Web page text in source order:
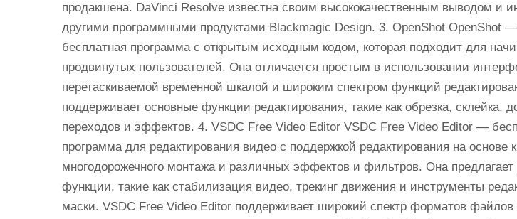
продакшена. DaVinci Resolve известна своим высококачественным выводом и
другими программными продуктами Blackmagic Design. 3. OpenShot OpenShot
бесплатная программа с открытым исходным кодом, которая подходит для
продвинутых пользователей. Она отличается простым в использовании
перетаскиваемой временной шкалой и широким спектром функций
поддерживает основные функции редактирования, такие как обрезка, склейка,
переходов и эффектов. 4. VSDC Free Video Editor VSDC Free Video Editor —
программа для редактирования видео с поддержкой редактирования на основе
многодорожечного монтажа и различных эффектов и фильтров. Она
функции, такие как стабилизация видео, трекинг движения и инструменты
маски. VSDC Free Video Editor поддерживает широкий спектр форматов файлов